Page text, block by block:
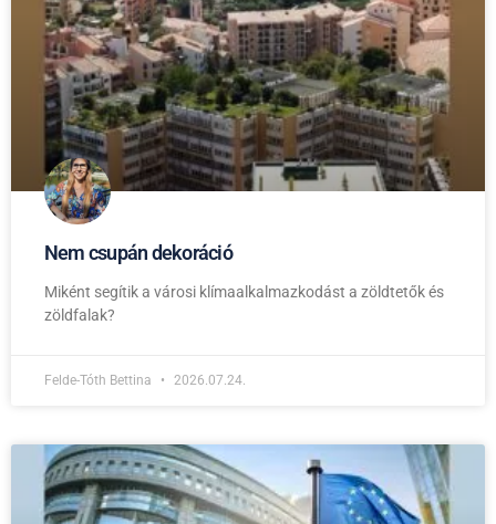
Nem csupán dekoráció
Miként segítik a városi klímaalkalmazkodást a zöldtetők és
zöldfalak?
Felde-Tóth Bettina 2026.07.24.